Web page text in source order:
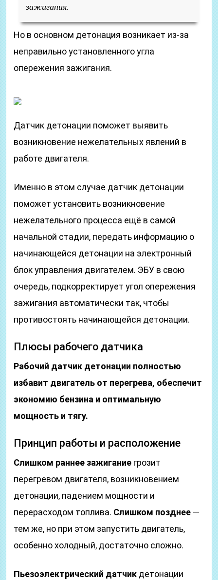
зажигания.
Но в основном детонация возникает из-за
неправильно установленного угла
опережения зажигания.
Датчик детонации поможет выявить
возникновение нежелательных явлений в
работе двигателя.
Именно в этом случае датчик детонации
поможет установить возникновение
нежелательного процесса ещё в самой
начальной стадии, передать информацию о
начинающейся детонации на электронный
блок управления двигателем. ЭБУ в свою
очередь, подкорректирует угол опережения
зажигания автоматически так, чтобы
противостоять начинающейся детонации.
Плюсы рабочего датчика
Рабочий датчик детонации полностью
избавит двигатель от перегрева, обеспечит
экономию бензина и оптимальную
мощность и тягу.
Принцип работы и расположение
Слишком раннее зажигание грозит
перегревом двигателя, возникновением
детонации, падением мощности и
перерасходом топлива. Слишком позднее —
тем же, но при этом запустить двигатель,
особенно холодный, достаточно сложно.
Пьезоэлектрический датчик детонации